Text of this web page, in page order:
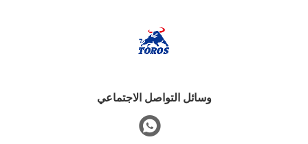
وسائل التواصل الاجتماعي